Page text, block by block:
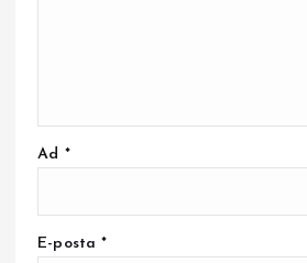
Ad *
E-posta*